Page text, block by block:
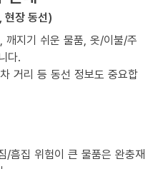
현장 동선)
깨지기 쉬운 물품, 옷/이불/주
다.
거리 등 동선 정보도 중요합
/흠집 위험이 큰 물품은 완충재